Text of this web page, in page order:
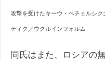
攻撃を受けたキーウ・ペチェルシ
ティク／ウクルインフォルム
同氏はまた、ロシアの